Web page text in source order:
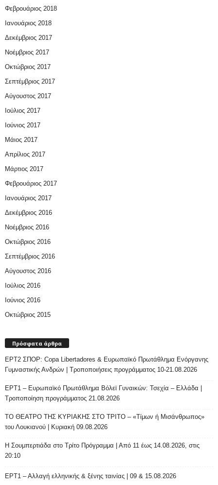
Φεβρουάριος 2018
Ιανουάριος 2018
Δεκέμβριος 2017
Νοέμβριος 2017
Οκτώβριος 2017
Σεπτέμβριος 2017
Αύγουστος 2017
Ιούλιος 2017
Ιούνιος 2017
Μάιος 2017
Απρίλιος 2017
Μάρτιος 2017
Φεβρουάριος 2017
Ιανουάριος 2017
Δεκέμβριος 2016
Νοέμβριος 2016
Οκτώβριος 2016
Σεπτέμβριος 2016
Αύγουστος 2016
Ιούλιος 2016
Ιούνιος 2016
Οκτώβριος 2015
Πρόσφατα άρθρα
ΕΡΤ2 ΣΠΟΡ: Copa Libertadores & Ευρωπαϊκό Πρωτάθλημα Ενόργανης
Γυμναστικής Ανδρών | Τροποποιήσεις προγράμματος 10-21.08.2026
ΕΡΤ1 – Ευρωπαϊκό Πρωτάθλημα Βόλεϊ Γυναικών: Τσεχία – Ελλάδα |
Τροποποίηση προγράμματος 21.08.2026
ΤΟ ΘΕΑΤΡΟ ΤΗΣ ΚΥΡΙΑΚΗΣ ΣΤΟ ΤΡΙΤΟ – «Τίμων ή Μισάνθρωπος»
του Λουκιανού | Κυριακή 09.08.2026
H Σουμπερτιάδα στο Τρίτο Πρόγραμμα | Από 11 έως 14.08.2026, στις
20:10
ΕΡΤ1 – Αλλαγή ελληνικής & ξένης ταινίας | 09 & 15.08.2026